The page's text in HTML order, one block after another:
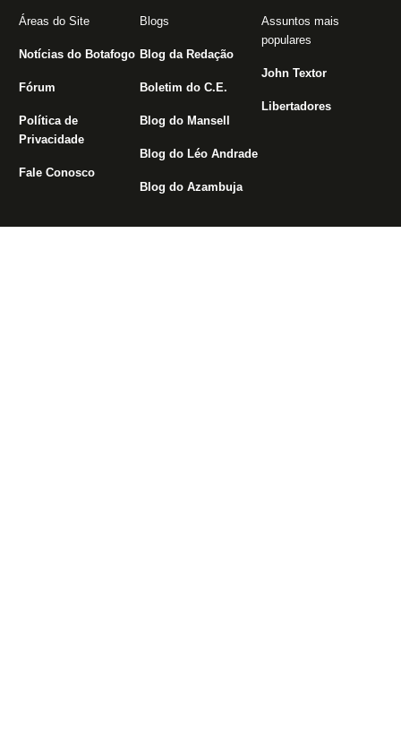
Áreas do Site
Notícias do Botafogo
Fórum
Política de
Privacidade
Fale Conosco
Blogs
Blog da Redação
Boletim do C.E.
Blog do Mansell
Blog do Léo Andrade
Blog do Azambuja
Assuntos mais
populares
John Textor
Libertadores